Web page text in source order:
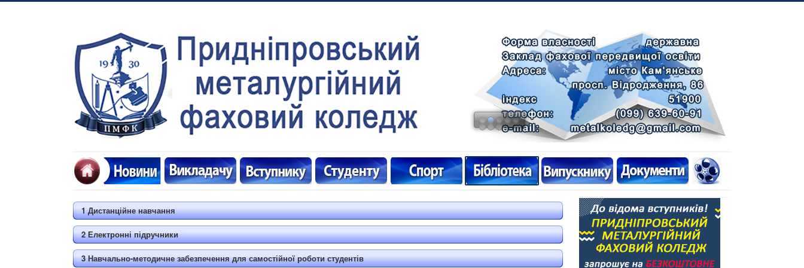
1 Дистанційне навчання
2 Електронні підручники
3 Навчально-методичне забезпечення для самостійної роботи студентів